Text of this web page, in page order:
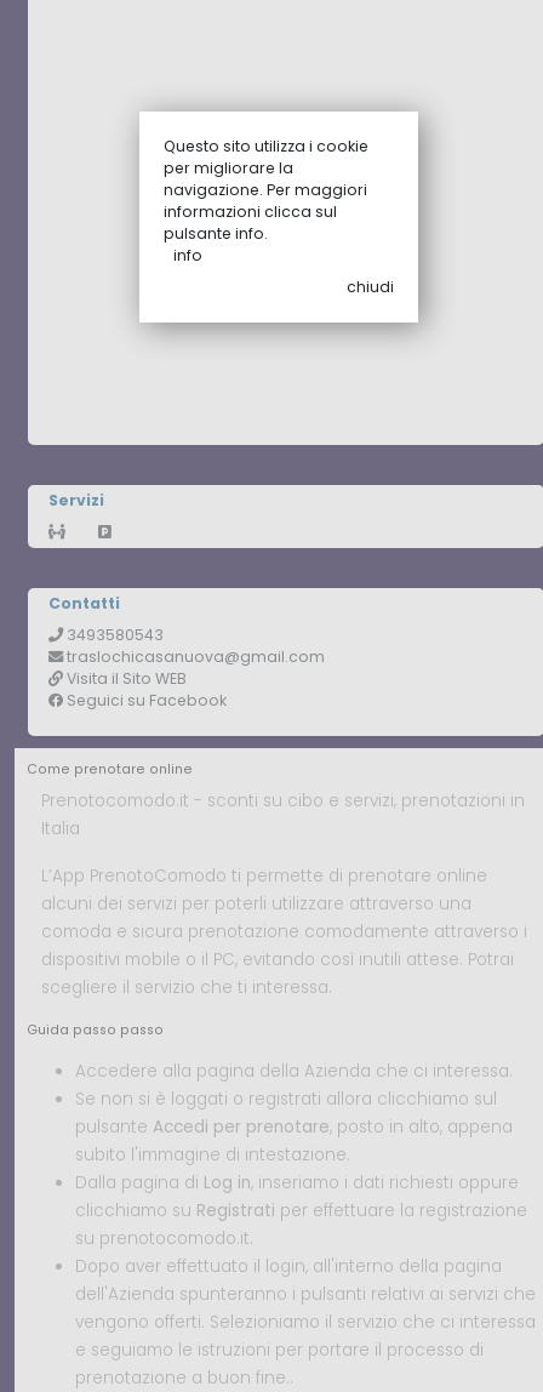
Servizi
Distanziamento Covid-19
Parcheggio
Contatti
Telefono
3493580543
Email
traslochicasanuova@gmail.com
Sito Web
Visita il Sito WEB
Facebook
Seguici su Facebook
Come prenotare online
Prenotocomodo.it - sconti su cibo e servizi, prenotazioni in
Italia
L’App PrenotoComodo ti permette di prenotare online
alcuni dei servizi per poterli utilizzare attraverso una
comoda e sicura prenotazione comodamente attraverso i
dispositivi mobile o il PC, evitando così inutili attese. Potrai
scegliere il servizio che ti interessa.
Guida passo passo
Accedere alla pagina della Azienda che ci interessa.
Se non si è loggati o registrati allora clicchiamo sul
pulsante Accedi per prenotare, posto in alto, appena
subito l'immagine di intestazione.
Dalla pagina di Log in, inseriamo i dati richiesti oppure
clicchiamo su Registrati per effettuare la registrazione
su prenotocomodo.it.
Dopo aver effettuato il login, all'interno della pagina
dell'Azienda spunteranno i pulsanti relativi ai servizi che
vengono offerti. Selezioniamo il servizio che ci interessa
e seguiamo le istruzioni per portare il processo di
prenotazione a buon fine..
Questo sito utilizza i cookie
per migliorare la
navigazione. Per maggiori
informazioni clicca sul
pulsante info.
info
chiudi